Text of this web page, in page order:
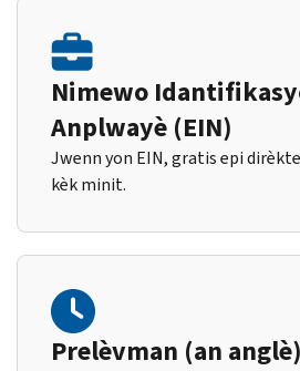
Nimewo
Anplwayè (EIN)
Jwenn yon EIN, gratis epi
kèk minit.
Prelèvman (an anglè)